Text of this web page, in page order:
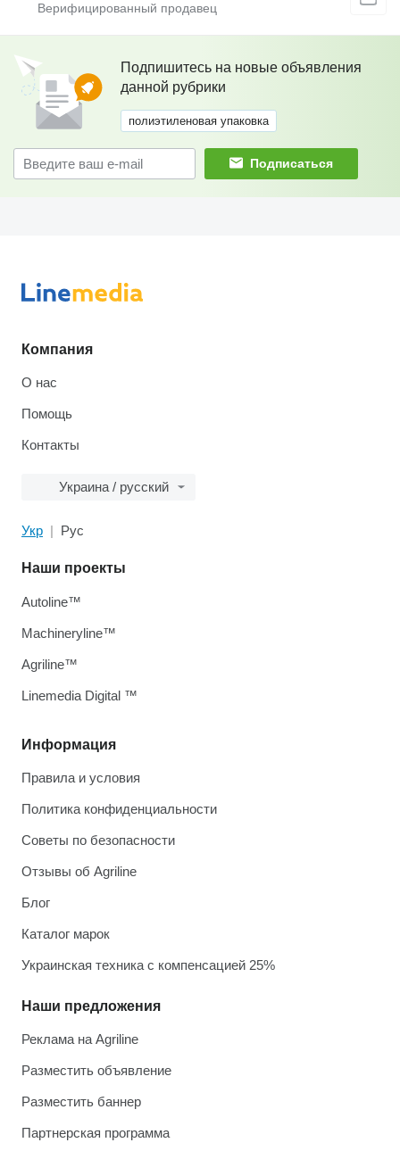
Подпишитесь на новые объявления
данной рубрики
полиэтиленовая упаковка
Подписаться
Компания
О нас
Помощь
Контакты
Украина / русский
Укр Рус
Информация
Правила и условия
Политика конфиденциальности
Советы по безопасности
Отзывы об Agriline
Блог
Каталог марок
Украинская техника с компенсацией 25%
Наши предложения
Реклама на Agriline
Разместить объявление
Разместить баннер
Партнерская программа
Наши проекты
Autoline™
Machineryline™
Agriline™
Linemedia Digital ™